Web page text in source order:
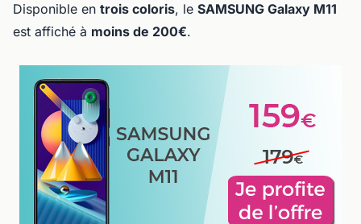
Disponible en trois coloris, le SAMSUNG Galaxy M11
est affiché à moins de 200€.